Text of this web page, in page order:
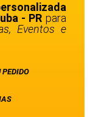
- PR para
Eventos e
PEDIDO